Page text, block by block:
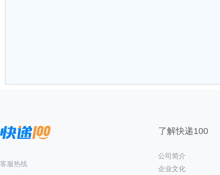
客服热线
了解快递100
公司简介
企业文化